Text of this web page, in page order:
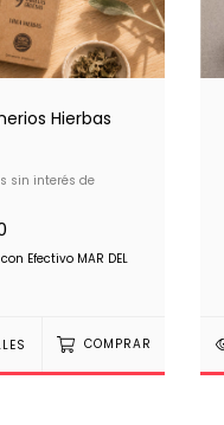
Hierbas
sin interés de
con Efectivo MAR DEL
COMPRAR